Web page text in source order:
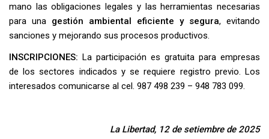
mano las obligaciones legales y las herramientas necesarias
para una gestión ambiental eficiente y segura, evitando
sanciones y mejorando sus procesos productivos.
INSCRIPCIONES: La participación es gratuita para empresas
de los sectores indicados y se requiere registro previo. Los
interesados comunicarse al cel. 987 498 239 – 948 783 099.
La Libertad, 12 de setiembre de 2025